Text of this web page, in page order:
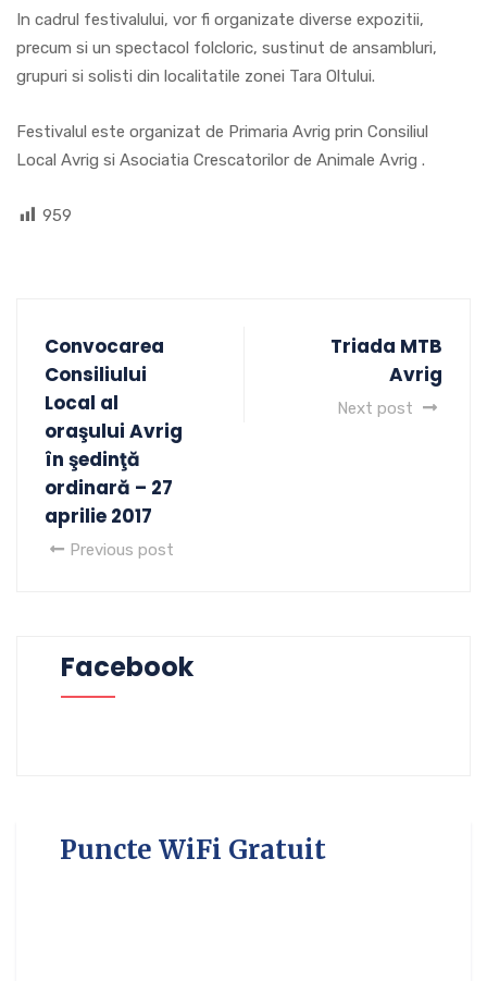
In cadrul festivalului, vor fi organizate diverse expozitii,
precum si un spectacol folcloric, sustinut de ansambluri,
grupuri si solisti din localitatile zonei Tara Oltului.
Festivalul este organizat de Primaria Avrig prin Consiliul
Local Avrig si Asociatia Crescatorilor de Animale Avrig .
959
Convocarea
Consiliului
Local al
oraşului Avrig
în şedinţă
ordinară – 27
aprilie 2017
Previous post
Triada MTB
Avrig
Next post
Facebook
Puncte WiFi Gratuit